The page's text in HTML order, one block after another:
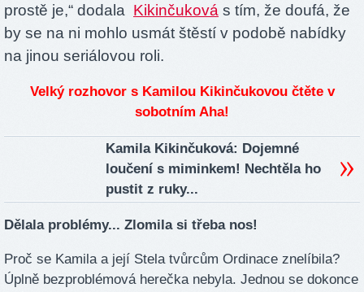
prostě je,“ dodala Kikinčuková s tím, že doufá, že
by se na ni mohlo usmát štěstí v podobě nabídky
na jinou seriálovou roli.
Velký rozhovor s Kamilou Kikinčukovou čtěte v
sobotním Aha!
Kamila Kikinčuková: Dojemné
loučení s miminkem! Nechtěla ho
pustit z ruky...
Dělala problémy... Zlomila si třeba nos!
Proč se Kamila a její Stela tvůrcům Ordinace znelíbila?
Úplně bezproblémová herečka nebyla. Jednou se dokonce